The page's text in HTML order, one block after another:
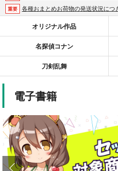
重要 各種おまとめお荷物の発送状況につ
おまとめサイクル「定期便(月2)」一般会員
重要 「とらのあな×駿河屋日本橋乙女同人誌館」通販店頭受取サー
【2025/12/1より】「通販ポイント⇒とらコイン変換キ
重要 ポイント付与・管理体制改定のお知
オリジナル作品
名探偵コナン
刀剣乱舞
電子書籍